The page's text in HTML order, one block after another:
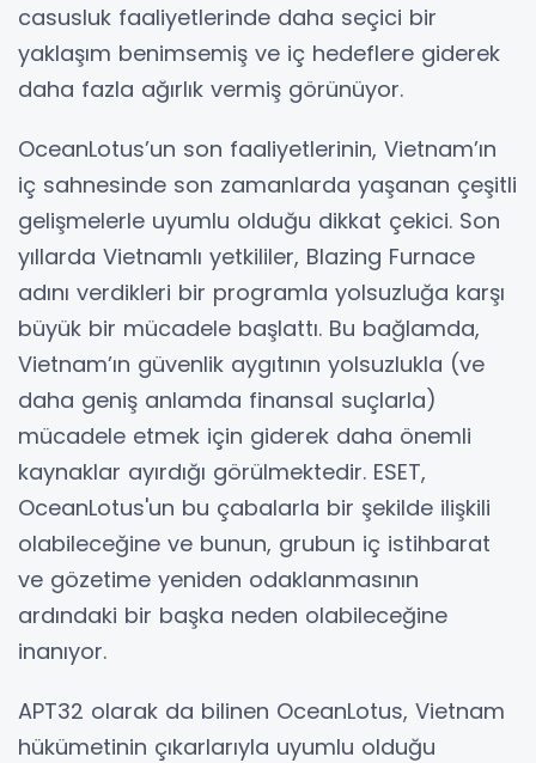
casusluk faaliyetlerinde daha seçici bir
yaklaşım benimsemiş ve iç hedeflere giderek
daha fazla ağırlık vermiş görünüyor.
OceanLotus’un son faaliyetlerinin, Vietnam’ın
iç sahnesinde son zamanlarda yaşanan çeşitli
gelişmelerle uyumlu olduğu dikkat çekici. Son
yıllarda Vietnamlı yetkililer, Blazing Furnace
adını verdikleri bir programla yolsuzluğa karşı
büyük bir mücadele başlattı. Bu bağlamda,
Vietnam’ın güvenlik aygıtının yolsuzlukla (ve
daha geniş anlamda finansal suçlarla)
mücadele etmek için giderek daha önemli
kaynaklar ayırdığı görülmektedir. ESET,
OceanLotus'un bu çabalarla bir şekilde ilişkili
olabileceğine ve bunun, grubun iç istihbarat
ve gözetime yeniden odaklanmasının
ardındaki bir başka neden olabileceğine
inanıyor.
APT32 olarak da bilinen OceanLotus, Vietnam
hükümetinin çıkarlarıyla uyumlu olduğu